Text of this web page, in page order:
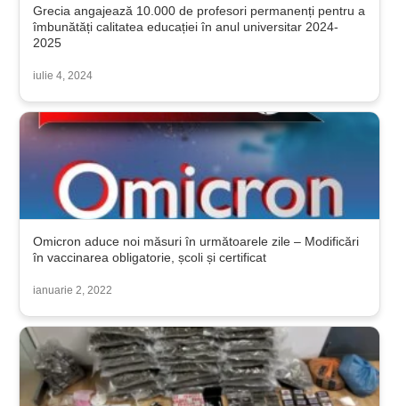
Grecia angajează 10.000 de profesori permanenți pentru a
îmbunătăți calitatea educației în anul universitar 2024-
2025
iulie 4, 2024
Omicron aduce noi măsuri în următoarele zile – Modificări
în vaccinarea obligatorie, școli și certificat
ianuarie 2, 2022